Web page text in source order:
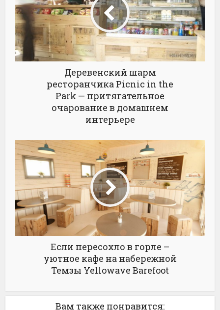
Деревенский шарм
ресторанчика Picnic in the
Park — притягательное
очарование в домашнем
интерьере
Если пересохло в горле –
уютное кафе на набережной
Темзы Yellowave Barefoot
Вам также понравится: